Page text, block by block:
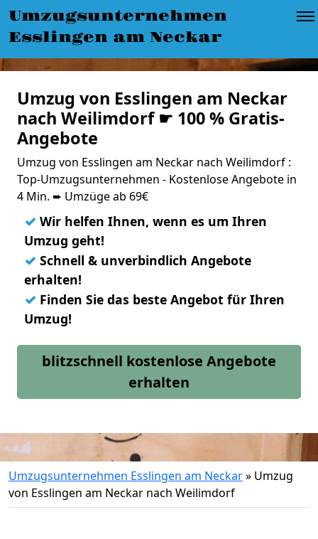
Umzugsunternehmen
Esslingen am Neckar
Umzug von Esslingen am Neckar
nach Weilimdorf ☛ 100 % Gratis-
Angebote
Umzug von Esslingen am Neckar nach Weilimdorf :
Top-Umzugsunternehmen - Kostenlose Angebote in
4 Min. ➨ Umzüge ab 69€
✓ Wir helfen Ihnen, wenn es um Ihren
Umzug geht!
✓ Schnell & unverbindlich Angebote
erhalten!
✓ Finden Sie das beste Angebot für Ihren
Umzug!
blitzschnell kostenlose Angebote
erhalten
Umzugsunternehmen Esslingen am Neckar» Umzug
von Esslingen am Neckar nach Weilimdorf